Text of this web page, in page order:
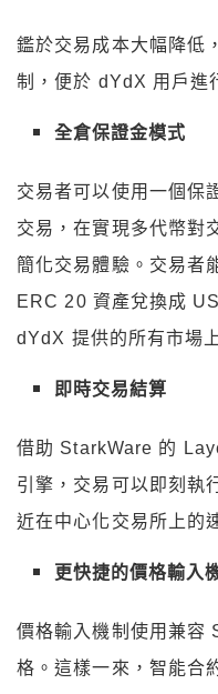
鑑於交易成本大幅降低
制，便於 dYdX 用戶進
全倉保證金模式
交易者可以使用一個保
交易，在實現多代幣對
簡化交易體驗。交易者
ERC 20 資產兌換成
dYdX 提供的所有市場
即時交易結算
借助 StarkWare 的
引擎，交易可以即刻執
近在中心化交易所上的
更快捷的價格輸入
價格輸入機制使用兼容
格。這樣一來，智能合